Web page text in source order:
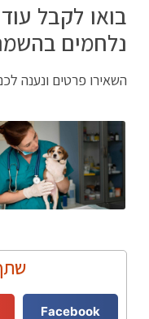
בואו לקבל
נלחמים
השאירו פרטים ונענה
Facebook